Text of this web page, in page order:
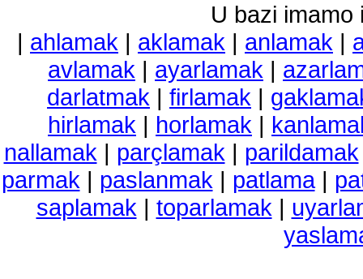
U bazi imamo
| ahlamak | aklamak | anlamak |
avlamak | ayarlamak |
darlatmak | firlamak |
hirlamak | horlamak |
nallamak | parçlamak | parildamak
parmak | paslanmak | patlama|
saplamak | toparlamak |